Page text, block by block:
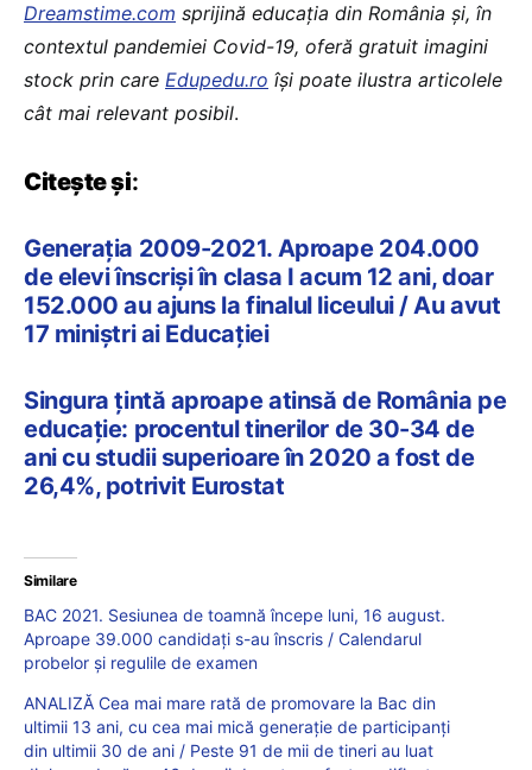
Dreamstime.com sprijină educaţia din România şi, în
contextul pandemiei Covid-19, oferă gratuit imagini
stock prin care Edupedu.ro îşi poate ilustra articolele
cât mai relevant posibil.
Citește și:
Generația 2009-2021. Aproape 204.000
de elevi înscriși în clasa I acum 12 ani, doar
152.000 au ajuns la finalul liceului / Au avut
17 miniștri ai Educației
Singura țintă aproape atinsă de România pe
educație: procentul tinerilor de 30-34 de
ani cu studii superioare în 2020 a fost de
26,4%, potrivit Eurostat
Similare
BAC 2021. Sesiunea de toamnă începe luni, 16 august.
Aproape 39.000 candidați s-au înscris / Calendarul
probelor și regulile de examen
ANALIZĂ Cea mai mare rată de promovare la Bac din
ultimii 13 ani, cu cea mai mică generație de participanți
din ultimii 30 de ani / Peste 91 de mii de tineri au luat